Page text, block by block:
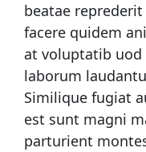
beatae
facere quidem
at voluptatib
laborum
Similique fugiat
est sunt magni
parturient